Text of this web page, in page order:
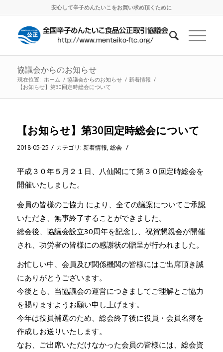
安心して辛子めんたいこをお買い求め頂くために
協議会からのお知らせ
現在位置: ホーム / 協議会からのお知らせ / 新着情報 /
【お知らせ】第30回定時総会について
【お知らせ】第30回定時総会について
2018-05-25 / カテゴリ: 新着情報,総会 /
平成３０年５月２１日、八仙閣にて第３０回定時総会を
開催いたしました。
会員の皆様のご協力 により、全ての議案についてご承認
いただき、無事終了することができました。
総会後、協議会設立30周年を記念し、祝賀懇親会が開催
され、功労者の皆様にの感謝状の贈呈が行われました。
お忙しい中、会員及び関係機関の皆様にはご出席頂き誠
にありがとうございます。
今後とも、当協議会の運営につきましてご理解とご協力
を賜りますようお願い申し上げます。
今年は役員補選のため、総会終了後に役員・会員名簿を
作成しお送りいたします。
なお、ご出席いただけなかった会員の皆様には、総会資